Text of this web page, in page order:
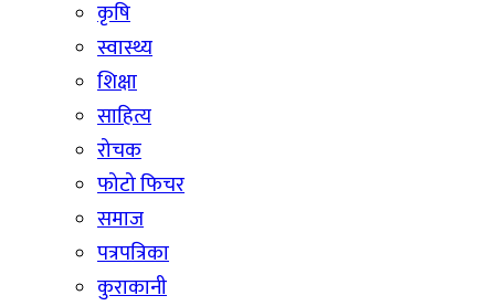
कृषि
स्वास्थ्य
शिक्षा
साहित्य
रोचक
फोटो फिचर
समाज
पत्रपत्रिका
कुराकानी